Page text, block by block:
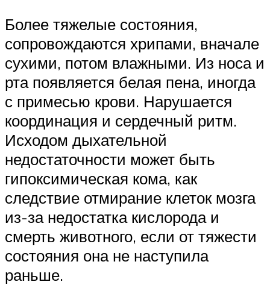
Более тяжелые состояния,
сопровождаются хрипами, вначале
сухими, потом влажными. Из носа и
рта появляется белая пена, иногда
с примесью крови. Нарушается
координация и сердечный ритм.
Исходом дыхательной
недостаточности может быть
гипоксимическая кома, как
следствие отмирание клеток мозга
из-за недостатка кислорода и
смерть животного, если от тяжести
состояния она не наступила
раньше.